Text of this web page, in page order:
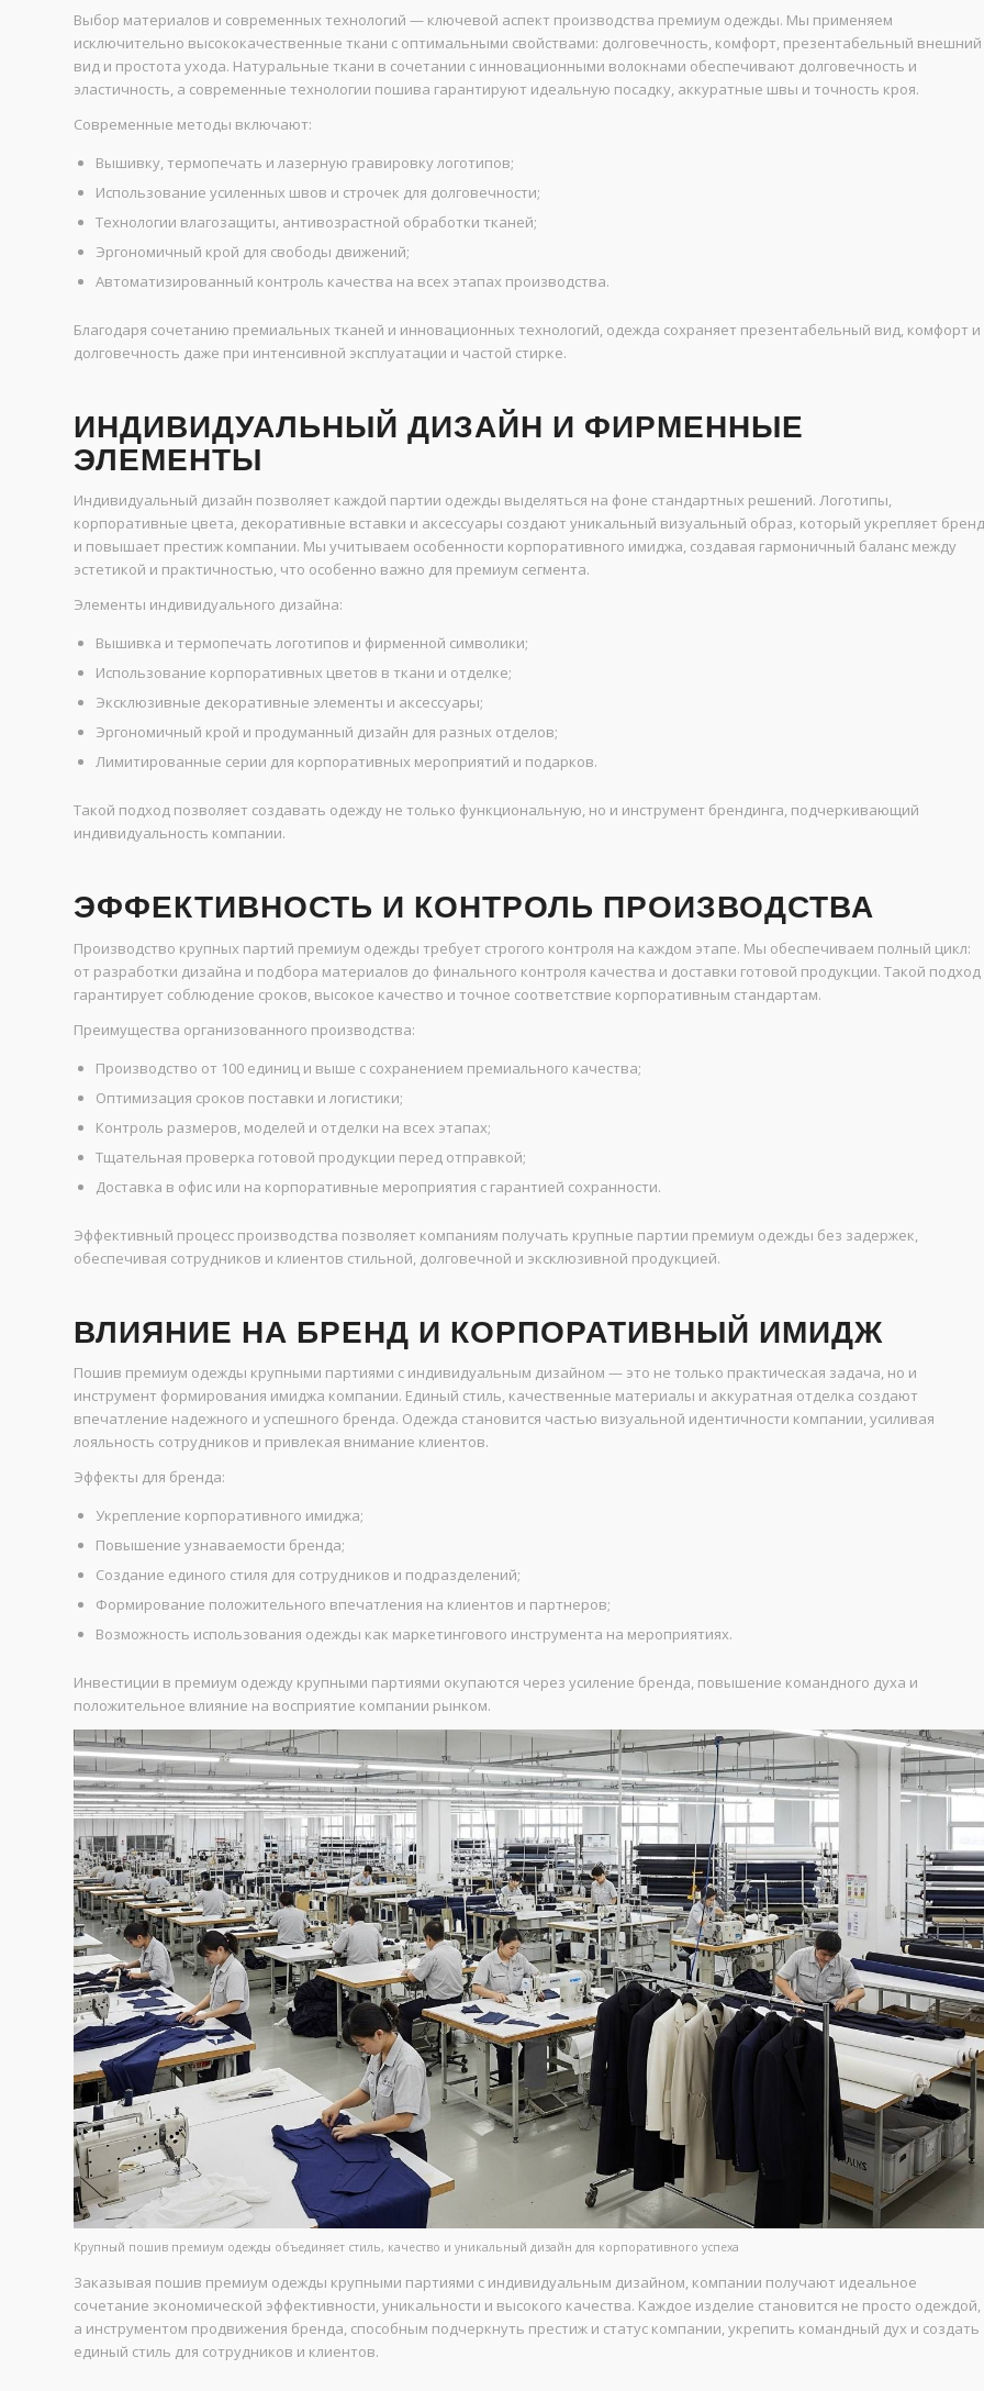
Выбор материалов и современных технологий — ключевой аспект производства премиум одежды. Мы применяем
исключительно высококачественные ткани с оптимальными свойствами: долговечность, комфорт, презентабельный внешний
вид и простота ухода. Натуральные ткани в сочетании с инновационными волокнами обеспечивают долговечность и
эластичность, а современные технологии пошива гарантируют идеальную посадку, аккуратные швы и точность кроя.
Современные методы включают:
Вышивку, термопечать и лазерную гравировку логотипов;
Использование усиленных швов и строчек для долговечности;
Технологии влагозащиты, антивозрастной обработки тканей;
Эргономичный крой для свободы движений;
Автоматизированный контроль качества на всех этапах производства.
Благодаря сочетанию премиальных тканей и инновационных технологий, одежда сохраняет презентабельный вид, комфорт и
долговечность даже при интенсивной эксплуатации и частой стирке.
ИНДИВИДУАЛЬНЫЙ ДИЗАЙН И ФИРМЕННЫЕ
ЭЛЕМЕНТЫ
Индивидуальный дизайн позволяет каждой партии одежды выделяться на фоне стандартных решений. Логотипы,
корпоративные цвета, декоративные вставки и аксессуары создают уникальный визуальный образ, который укрепляет бренд
и повышает престиж компании. Мы учитываем особенности корпоративного имиджа, создавая гармоничный баланс между
эстетикой и практичностью, что особенно важно для премиум сегмента.
Элементы индивидуального дизайна:
Вышивка и термопечать логотипов и фирменной символики;
Использование корпоративных цветов в ткани и отделке;
Эксклюзивные декоративные элементы и аксессуары;
Эргономичный крой и продуманный дизайн для разных отделов;
Лимитированные серии для корпоративных мероприятий и подарков.
Такой подход позволяет создавать одежду не только функциональную, но и инструмент брендинга, подчеркивающий
индивидуальность компании.
ЭФФЕКТИВНОСТЬ И КОНТРОЛЬ ПРОИЗВОДСТВА
Производство крупных партий премиум одежды требует строгого контроля на каждом этапе. Мы обеспечиваем полный цикл:
от разработки дизайна и подбора материалов до финального контроля качества и доставки готовой продукции. Такой подход
гарантирует соблюдение сроков, высокое качество и точное соответствие корпоративным стандартам.
Преимущества организованного производства:
Производство от 100 единиц и выше с сохранением премиального качества;
Оптимизация сроков поставки и логистики;
Контроль размеров, моделей и отделки на всех этапах;
Тщательная проверка готовой продукции перед отправкой;
Доставка в офис или на корпоративные мероприятия с гарантией сохранности.
Эффективный процесс производства позволяет компаниям получать крупные партии премиум одежды без задержек,
обеспечивая сотрудников и клиентов стильной, долговечной и эксклюзивной продукцией.
ВЛИЯНИЕ НА БРЕНД И КОРПОРАТИВНЫЙ ИМИДЖ
Пошив премиум одежды крупными партиями с индивидуальным дизайном — это не только практическая задача, но и
инструмент формирования имиджа компании. Единый стиль, качественные материалы и аккуратная отделка создают
впечатление надежного и успешного бренда. Одежда становится частью визуальной идентичности компании, усиливая
лояльность сотрудников и привлекая внимание клиентов.
Эффекты для бренда:
Укрепление корпоративного имиджа;
Повышение узнаваемости бренда;
Создание единого стиля для сотрудников и подразделений;
Формирование положительного впечатления на клиентов и партнеров;
Возможность использования одежды как маркетингового инструмента на мероприятиях.
Инвестиции в премиум одежду крупными партиями окупаются через усиление бренда, повышение командного духа и
положительное влияние на восприятие компании рынком.
Крупный пошив премиум одежды объединяет стиль, качество и уникальный дизайн для корпоративного успеха
Заказывая пошив премиум одежды крупными партиями с индивидуальным дизайном, компании получают идеальное
сочетание экономической эффективности, уникальности и высокого качества. Каждое изделие становится не просто одеждой,
а инструментом продвижения бренда, способным подчеркнуть престиж и статус компании, укрепить командный дух и создать
единый стиль для сотрудников и клиентов.